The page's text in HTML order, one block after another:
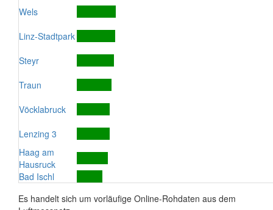
Wels
Linz-Stadtpark
Steyr
Traun
Vöcklabruck
Lenzing 3
Haag am
Hausruck
Bad Ischl
Es handelt sich um vorläufige Online-Rohdaten aus dem